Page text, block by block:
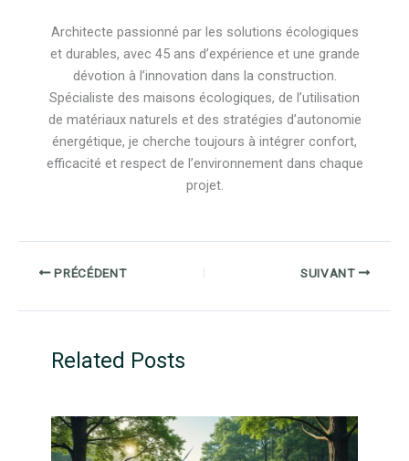
Architecte passionné par les solutions écologiques
et durables, avec 45 ans d’expérience et une grande
dévotion à l’innovation dans la construction.
Spécialiste des maisons écologiques, de l’utilisation
de matériaux naturels et des stratégies d’autonomie
énergétique, je cherche toujours à intégrer confort,
efficacité et respect de l’environnement dans chaque
projet.
PRÉCÉDENT SUIVANT
Related Posts